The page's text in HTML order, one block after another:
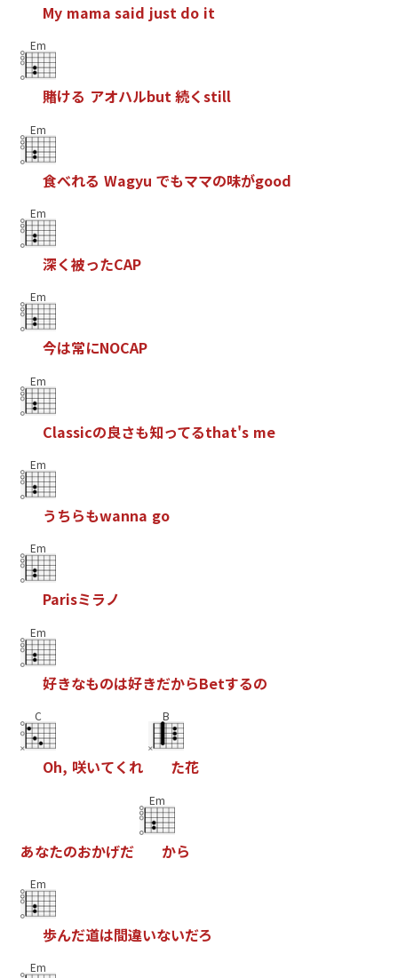
My mama said just do it
Em
賭ける アオハルbut続くstill
Em
食べれる Wagyu でもママの味がgood
Em
深く被ったCAP
Em
今は常にNOCAP
Em
Classicの良さも知ってるthat's me
Em
う ちらもwanna go
Em
Parisミラノ
Em
好きなものは好きだからBetするの
C
Oh, 咲いてく れ
B
た花
あなたのおかげだ
Em
から
Em
歩んだ道は間違いないだろ
Em